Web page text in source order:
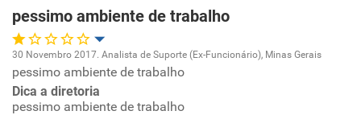
Recomenda a diretoria
pessimo ambiente de trabalho
Oportunidade de promoção
30 Novembro 2017. Analista de Suporte (Ex-Funcionário), Minas Gerais
pessimo ambiente de trabalho
Dica a diretoria
pessimo ambiente de trabalho